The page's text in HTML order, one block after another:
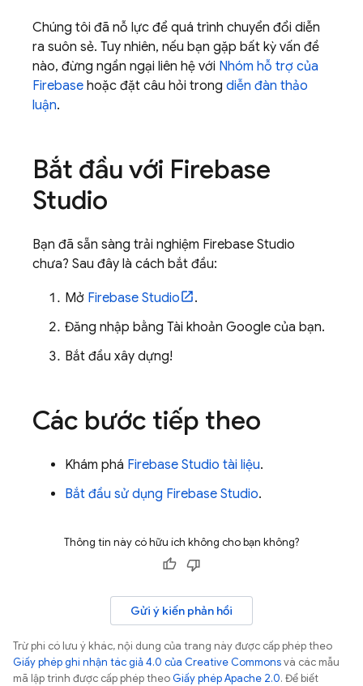
Chúng tôi đã nỗ lực để quá trình chuyển đổi diễn
ra suôn sẻ. Tuy nhiên, nếu bạn gặp bất kỳ vấn đề
nào, đừng ngần ngại liên hệ với Nhóm hỗ trợ của
Firebase hoặc đặt câu hỏi trong diễn đàn thảo
luận.
Bắt đầu với Firebase
Studio
Bạn đã sẵn sàng trải nghiệm Firebase Studio
chưa? Sau đây là cách bắt đầu:
Mở Firebase Studio
.
Đăng nhập bằng Tài khoản Google của bạn.
Bắt đầu xây dựng!
Các bước tiếp theo
Khám phá Firebase Studio tài liệu.
Bắt đầu sử dụng Firebase Studio.
Thông tin này có hữu ích không cho bạn không?
Gửi ý kiến phản hồi
Trừ phi có lưu ý khác, nội dung của trang này được cấp phép theo
Giấy phép ghi nhận tác giả 4.0 của Creative Commonsvà các mẫu
mã lập trình được cấp phép theoGiấy phép Apache 2.0. Để biết